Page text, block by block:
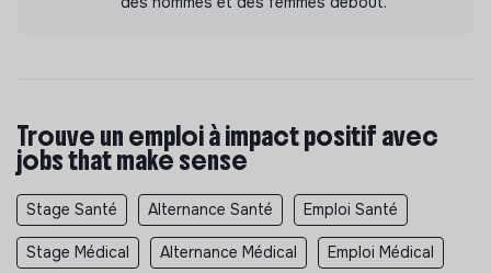
Trouve un emploi à impact positif avec
jobs that make sense
Stage Santé Alternance Santé Emploi Santé
Stage Médical Alternance Médical Emploi Médical